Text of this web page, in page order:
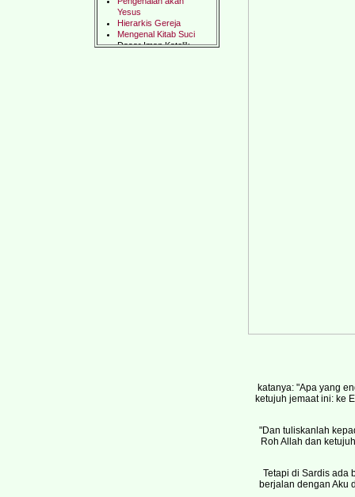
katanya: "Apa yang
ketujuh jemaat ini: ke
"Dan tuliskanlah
Roh Allah dan
Tetapi di Sardis ada
berjalan dengan Aku